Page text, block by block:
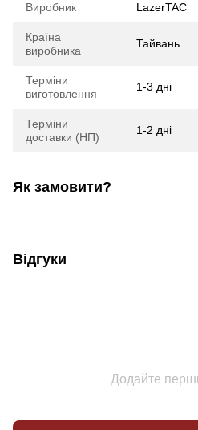
Виробник LazerTAC
Країна
виробника
Тайвань
Терміни
виготовлення
1-3 дні
Терміни
доставки (НП)
1-2 дні
Як замовити?
Відгуки
Додайте